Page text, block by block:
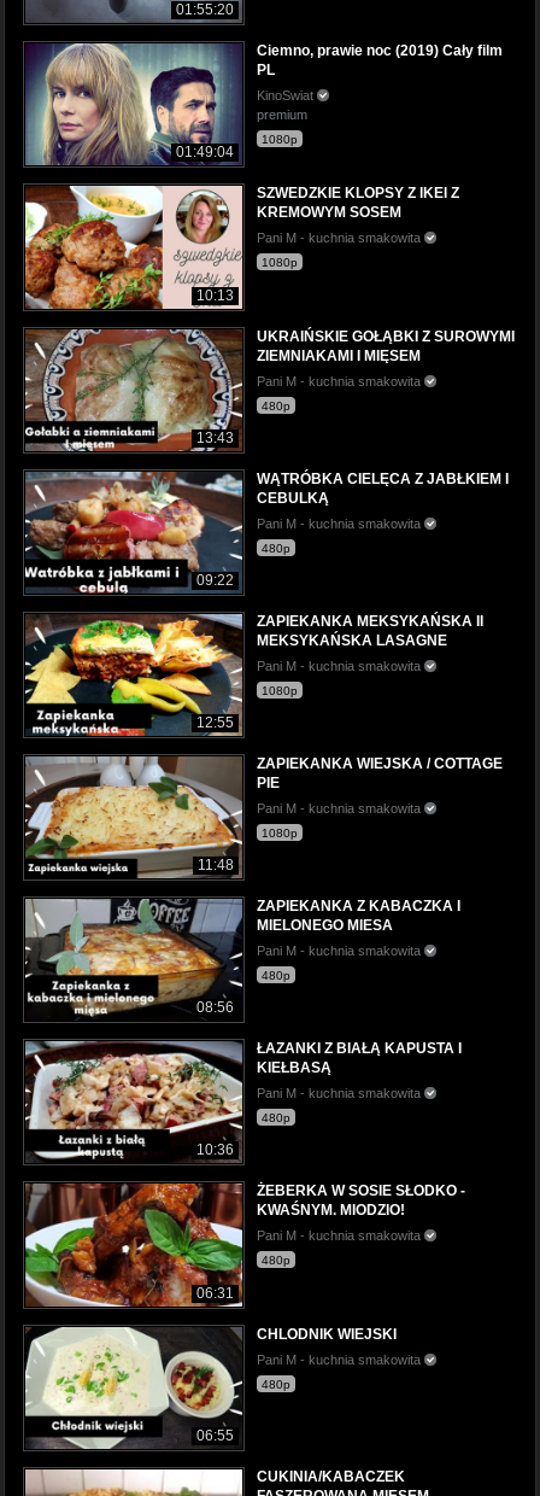
01:55:20
01:49:04
Ciemno, prawie noc (2019) Cały film
PL
KinoSwiat
premium
1080p
10:13
SZWEDZKIE KLOPSY Z IKEI Z
KREMOWYM SOSEM
Pani M - kuchnia smakowita
1080p
13:43
UKRAIŃSKIE GOŁĄBKI Z SUROWYMI
ZIEMNIAKAMI I MIĘSEM
Pani M - kuchnia smakowita
480p
09:22
WĄTRÓBKA CIELĘCA Z JABŁKIEM I
CEBULKĄ
Pani M - kuchnia smakowita
480p
12:55
ZAPIEKANKA MEKSYKAŃSKA II
MEKSYKAŃSKA LASAGNE
Pani M - kuchnia smakowita
1080p
11:48
ZAPIEKANKA WIEJSKA / COTTAGE
PIE
Pani M - kuchnia smakowita
1080p
08:56
ZAPIEKANKA Z KABACZKA I
MIELONEGO MIESA
Pani M - kuchnia smakowita
480p
10:36
ŁAZANKI Z BIAŁĄ KAPUSTA I
KIEŁBASĄ
Pani M - kuchnia smakowita
480p
06:31
ŻEBERKA W SOSIE SŁODKO -
KWAŚNYM. MIODZIO!
Pani M - kuchnia smakowita
480p
06:55
CHLODNIK WIEJSKI
Pani M - kuchnia smakowita
480p
CUKINIA/KABACZEK